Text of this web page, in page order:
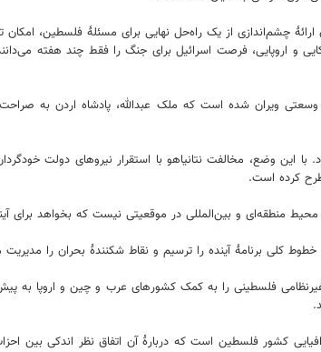
چشم‌اندازی از یک راه‌حل نهایی برای مسئلۀ فلسطین،
و اروپایی، فرصت اسرائیل برای جنگ را فقط چند هفته
ویران شده است که ملک عبدالله، پادشاه اردن به
با این وضع، مخالفت نتانیاهو با استقرار نیروهای دولت
کرده است.
منطقه‌ای و بین‌المللی در موقعیتی نیست که بخواهد برای
کلی برنامۀ آینده را ترسیم و نقاط شکنندۀ بحران را مدیریت
فلسطینی را به کمک کشورهای عرب و چین و اروپا به
کشور فلسطین است که دربارۀ آن اتفاق نظر اندکی بین